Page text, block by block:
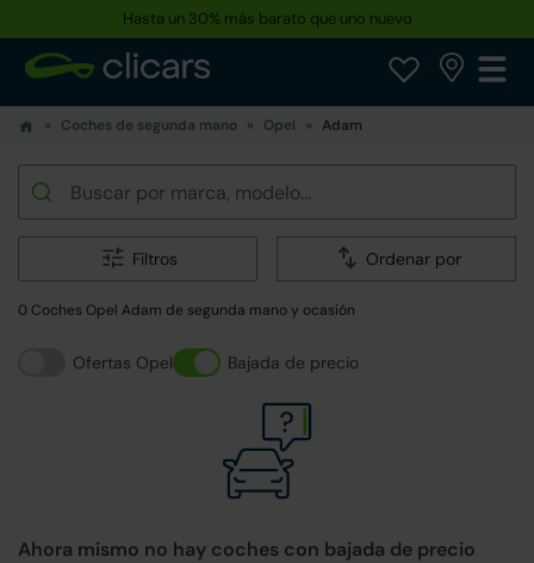
Reserva tu coche hoy · Entrega en 24h a domicilio
Coches de segunda mano Opel Adam
Filtros Ordenar por
0 Coches Opel Adam de segunda mano y ocasión
Ofertas Opel Bajada de precio
Ahora mismo no hay coches con bajada de precio